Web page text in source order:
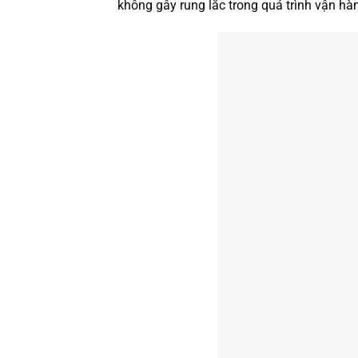
không gây rung lắc trong quá trình vận